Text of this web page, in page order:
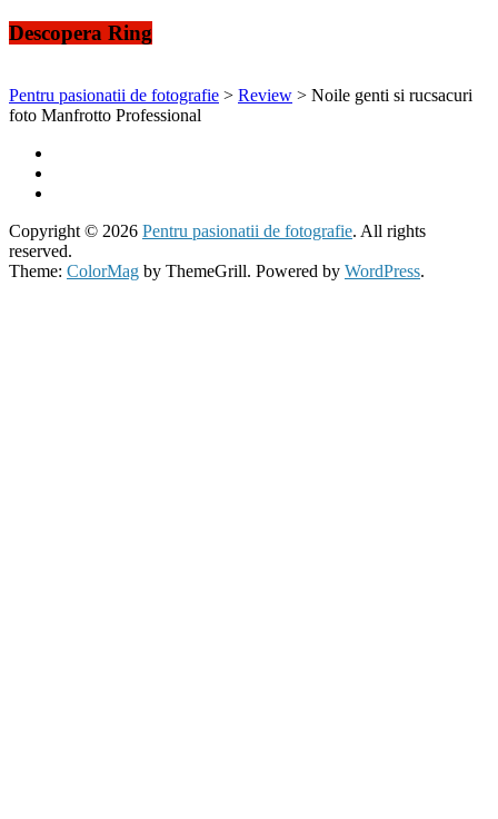
Descopera Ring
Pentru pasionatii de fotografie > Review > Noile genti si rucsacuri
foto Manfrotto Professional
Copyright © 2026 Pentru pasionatii de fotografie. All rights
reserved.
Theme: ColorMag by ThemeGrill. Powered by WordPress.